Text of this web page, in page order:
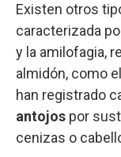
Existen otros
caracterizada
y la amilofagia,
almidón, como
han registrado
antojos por
cenizas o